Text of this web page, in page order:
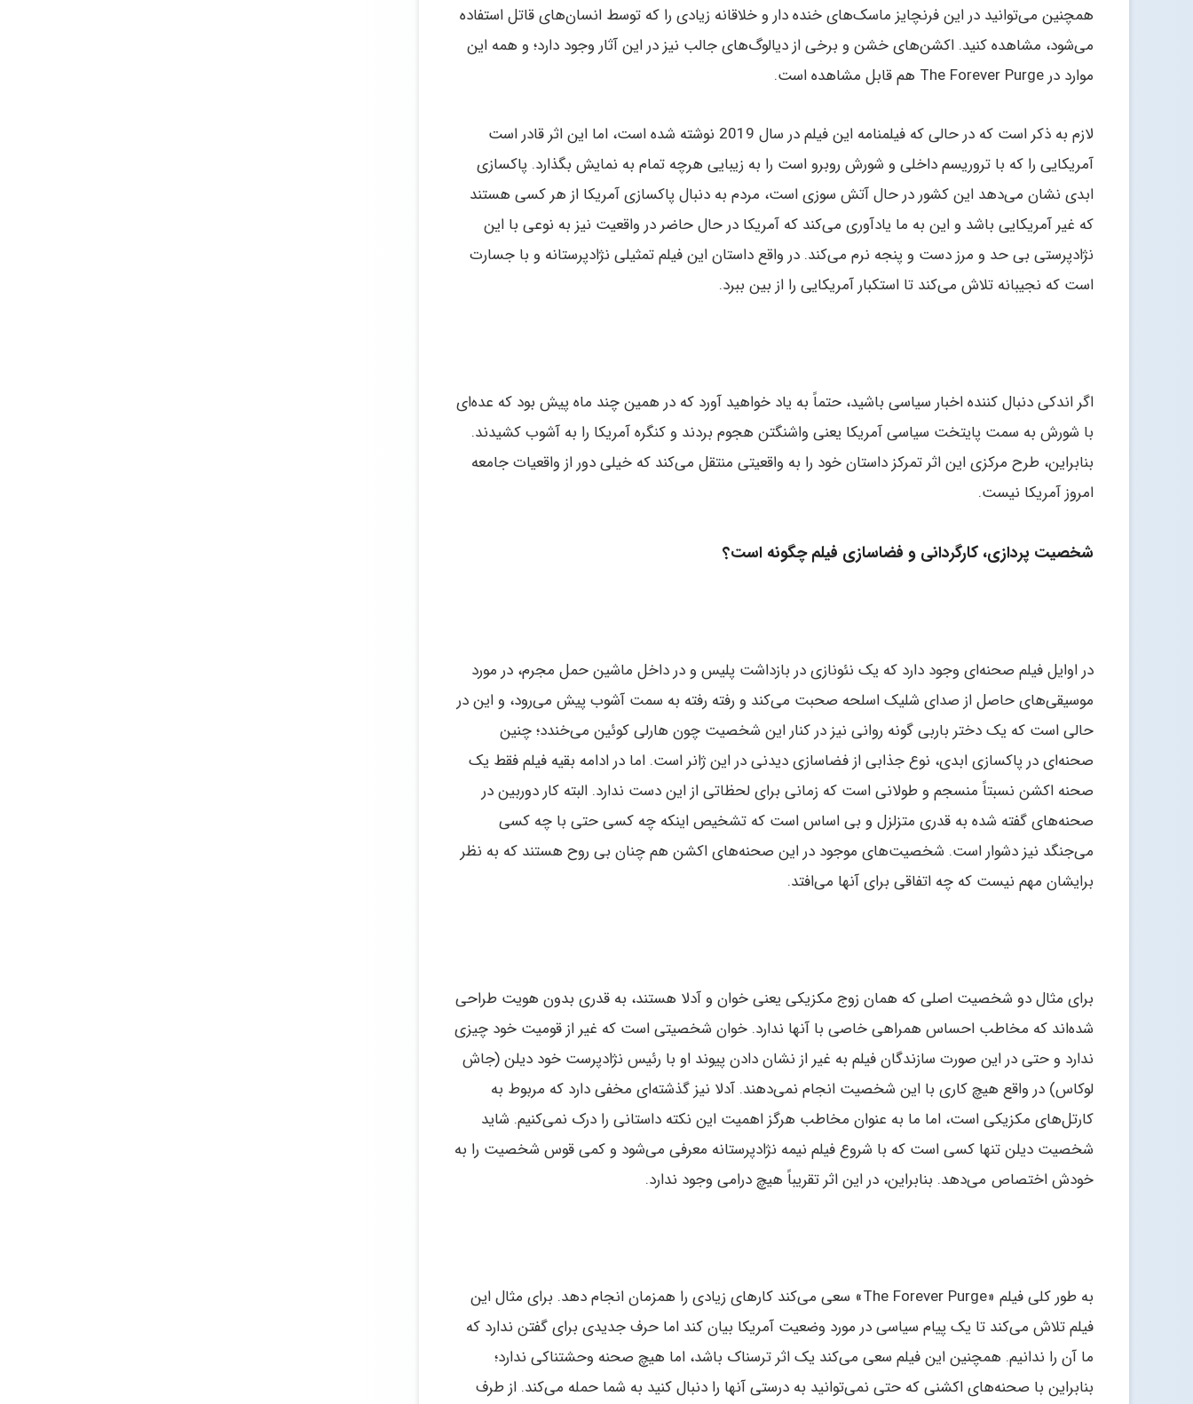
همچنین می‌توانید در این فرنچایز ماسک‌های خنده دار و خلاقانه زیادی را که توسط انسان‌های قاتل استفاده
می‌شود، مشاهده کنید. اکشن‌های خشن و برخی از دیالوگ‌های جالب نیز در این آثار وجود دارد؛ و همه این
موارد در The Forever Purge هم قابل مشاهده است.
لازم به ذکر است که در حالی که فیلمنامه این فیلم در سال 2019 نوشته شده است، اما این اثر قادر است
آمریکایی را که با تروریسم داخلی و شورش روبرو است را به زیبایی هرچه تمام به نمایش بگذارد. پاکسازی
ابدی نشان می‌دهد این کشور در حال آتش سوزی است، مردم به دنبال پاکسازی آمریکا از هر کسی هستند
که غیر آمریکایی باشد و این به ما یادآوری می‌کند که آمریکا در حال حاضر در واقعیت نیز به نوعی با این
نژادپرستی بی حد و مرز دست و پنجه نرم می‌کند. در واقع داستان این فیلم تمثیلی نژادپرستانه و با جسارت
است که نجیبانه تلاش می‌کند تا استکبار آمریکایی را از بین ببرد.
اگر اندکی دنبال کننده اخبار سیاسی باشید، حتماً به یاد خواهید آورد که در همین چند ماه پیش بود که عده‌ای
با شورش به سمت پایتخت سیاسی آمریکا یعنی واشنگتن هجوم بردند و کنگره آمریکا را به آشوب کشیدند.
بنابراین، طرح مرکزی این اثر تمرکز داستان خود را به واقعیتی منتقل می‌کند که خیلی دور از واقعیات جامعه
امروز آمریکا نیست.
شخصیت پردازی، کارگردانی و فضاسازی فیلم چگونه است؟
در اوایل فیلم صحنه‌ای وجود دارد که یک نئونازی در بازداشت پلیس و در داخل ماشین حمل مجرم، در مورد
موسیقی‌های حاصل از صدای شلیک اسلحه صحبت می‌کند و رفته رفته به سمت آشوب پیش می‌رود، و این در
حالی است که یک دختر باربی گونه روانی نیز در کنار این شخصیت چون هارلی کوئین می‌خندد؛ چنین
صحنه‌ای در پاکسازی ابدی، نوع جذابی از فضاسازی دیدنی در این ژانر است. اما در ادامه بقیه فیلم فقط یک
صحنه اکشن نسبتاً منسجم و طولانی است که زمانی برای لحظاتی از این دست ندارد. البته کار دوربین در
صحنه‌های گفته شده به قدری متزلزل و بی اساس است که تشخیص اینکه چه کسی حتی با چه کسی
می‌جنگد نیز دشوار است. شخصیت‌های موجود در این صحنه‌های اکشن هم چنان بی روح هستند که به نظر
برایشان مهم نیست که چه اتفاقی برای آنها می‌افتد.
برای مثال دو شخصیت اصلی که همان زوج مکزیکی یعنی خوان و آدلا هستند، به قدری بدون هویت طراحی
شده‌اند که مخاطب احساس همراهی خاصی با آنها ندارد. خوان شخصیتی است که غیر از قومیت خود چیزی
ندارد و حتی در این صورت سازندگان فیلم به غیر از نشان دادن پیوند او با رئیس نژادپرست خود دیلن (جاش
لوکاس) در واقع هیچ کاری با این شخصیت انجام نمی‌دهند. آدلا نیز گذشته‌ای مخفی دارد که مربوط به
کارتل‌های مکزیکی است، اما ما به عنوان مخاطب هرگز اهمیت این نکته داستانی را درک نمی‌کنیم. شاید
شخصیت دیلن تنها کسی است که با شروع فیلم نیمه نژادپرستانه معرفی می‌شود و کمی قوس شخصیت را به
خودش اختصاص می‌دهد. بنابراین، در این اثر تقریباً هیچ درامی وجود ندارد.
به طور کلی فیلم «The Forever Purge» سعی می‌کند کارهای زیادی را همزمان انجام دهد. برای مثال این
فیلم تلاش می‌کند تا یک پیام سیاسی در مورد وضعیت آمریکا بیان کند اما حرف جدیدی برای گفتن ندارد که
ما آن را ندانیم. همچنین این فیلم سعی می‌کند یک اثر ترسناک باشد، اما هیچ صحنه وحشتناکی ندارد؛
بنابراین با صحنه‌های اکشنی که حتی نمی‌توانید به درستی آنها را دنبال کنید به شما حمله می‌کند. از طرف